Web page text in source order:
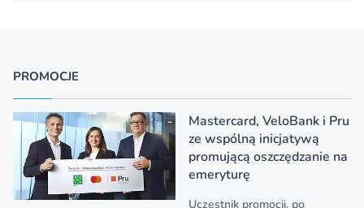
PROMOCJE
Mastercard, VeloBank i Pru
ze wspólną inicjatywą
promującą oszczędzanie na
emeryturę
Uczestnik promocji, po